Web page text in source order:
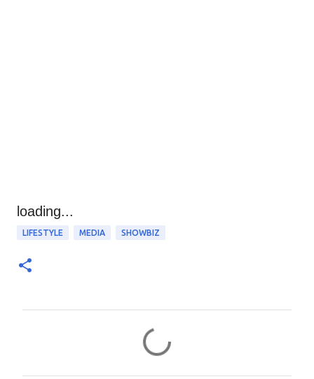
loading...
LIFESTYLE MEDIA SHOWBIZ